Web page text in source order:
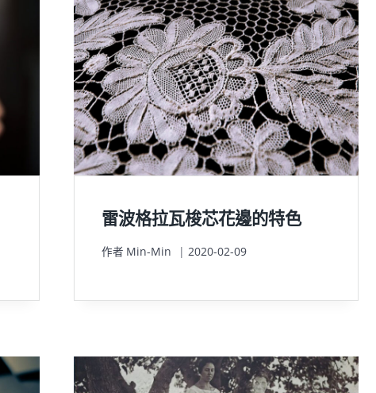
雷波格拉瓦梭芯花邊的特色
作者 Min-Min 2020-02-09